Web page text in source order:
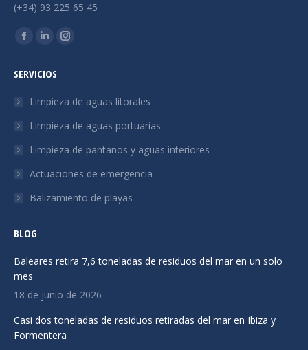
(+34) 93 225 65 45
Encuéntranos en:
La
Facebook
se
en
una
ventana
Linkedin
se
en
una
ventana
La
se
en
una
ventana
SERVICIOS
Limpieza de aguas litorales
Limpieza de aguas portuarias
Limpieza de pantanos y aguas interiores
Actuaciones de emergencia
Balizamiento de playas
BLOG
Baleares retira 7,6 toneladas de residuos del mar en un solo
mes
18 de junio de 2026
Casi dos toneladas de residuos retiradas del mar en Ibiza y
Formentera